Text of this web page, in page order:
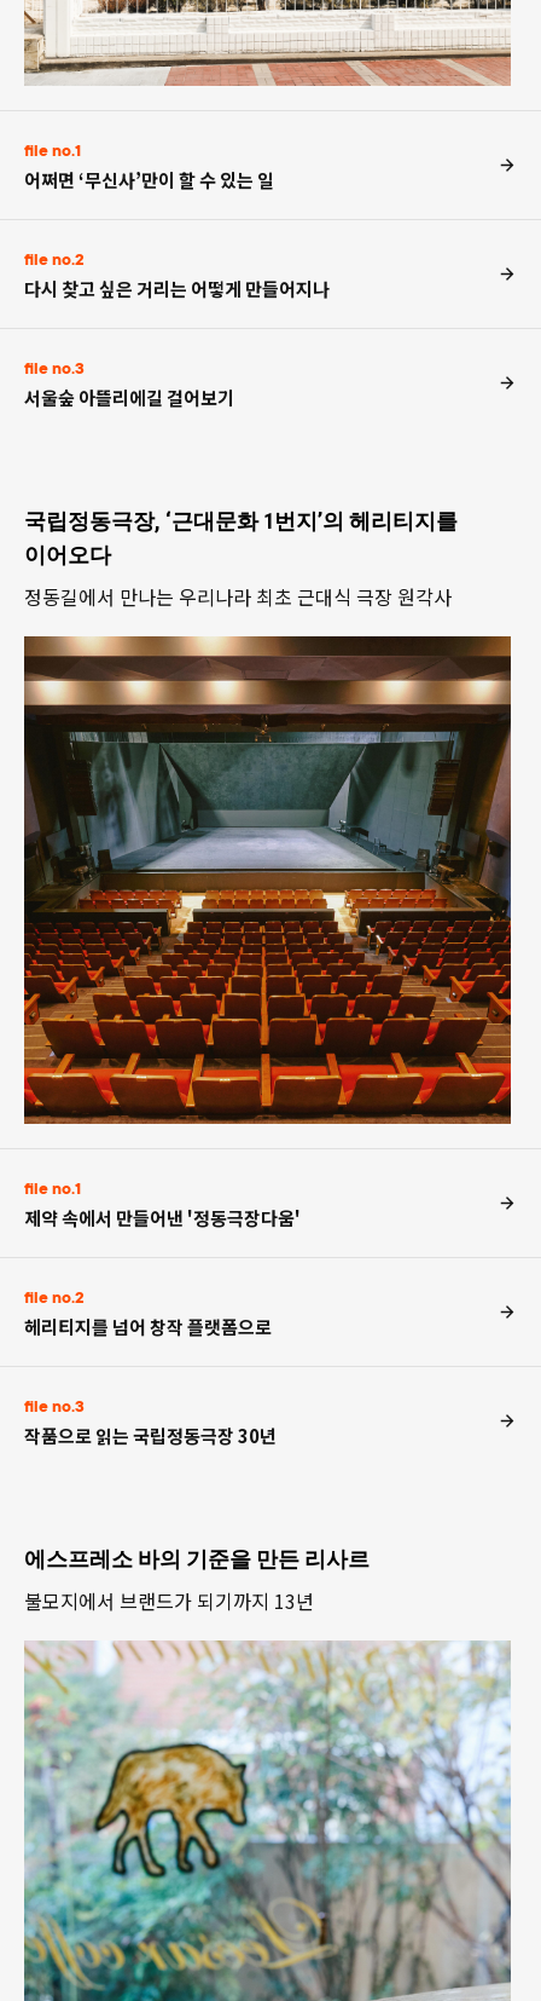
file no.1
어쩌면 ‘무신사’만이 할 수 있는 일
file no.2
다시 찾고 싶은 거리는 어떻게 만들어지나
file no.3
서울숲 아뜰리에길 걸어보기
국립정동극장, ‘근대문화 1번지’의 헤리티지를
이어오다
정동길에서 만나는 우리나라 최초 근대식 극장 원각사
file no.1
제약 속에서 만들어낸 '정동극장다움'
file no.2
헤리티지를 넘어 창작 플랫폼으로
file no.3
작품으로 읽는 국립정동극장 30년
에스프레소 바의 기준을 만든 리사르
불모지에서 브랜드가 되기까지 13년